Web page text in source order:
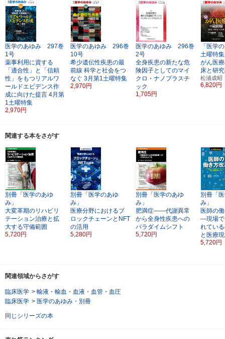
医学のあゆみ 297巻
1号
薬事利用に資する
「適合性」と「信頼
性」をもつリアルワ
ールドエビデンス作
成に向けた提言 4月第
1土曜特集
2,970円
医学のあゆみ 296巻
10号
希少遺伝性疾患の最
前線 科学と社会をつ
なぐ 3月第1土曜特集
2,970円
医学のあゆみ 296巻
2号
全身疾患の新たな危
険因子としてのマイ
クロ・ナノプラスチ
ック
1,705円
「医学
土曜特
がん医
床と研
松浦成
6,820円
関連する本をさがす
別冊「医学のあゆ
み」
大変革期のリハビリ
テーション治療と拡
大する守備範囲
5,720円
別冊「医学のあゆ
み」
医療分野におけるブ
ロックチェーンとNFT
の活用
5,280円
別冊「医学のあゆ
み」
肥満症――代謝異常
から全身性疾患への
パラダイムシフト
5,720円
別冊「
み」
医師の
―現場で
れてい
と医療
5,720円
関連領域からさがす
臨床医学 > 輸液・輸血・血液・血管・血圧
臨床医学 > 医学のあゆみ・別冊
同じシリーズの本